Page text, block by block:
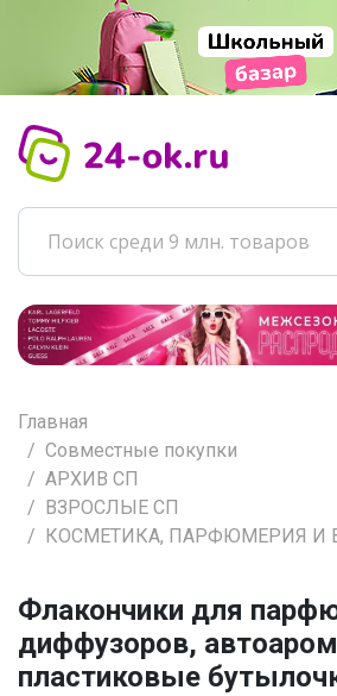
Главная
Совместные покупки
АРХИВ СП
ВЗРОСЛЫЕ СП
КОСМЕТИКА, ПАРФЮМЕРИЯ И
Флакончики для
диффузоров,
пластиковые